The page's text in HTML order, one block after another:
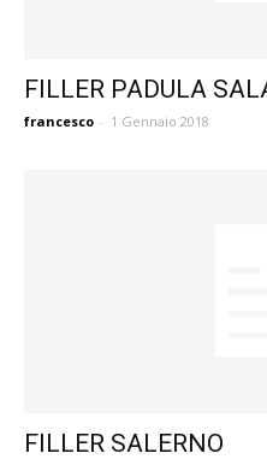
FILLER PADULA
francesco - 1 Gennaio 2018
FILLER SALERNO